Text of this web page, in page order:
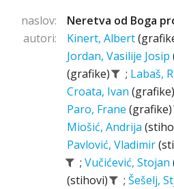
naslov:
Neretva od Boga
autori:
Kinert, Albert
Jordan, Vasilije Josip
(grafike)
; Labaš,
Croata, Ivan (grafike)
Paro, Frane (grafike)
Miošić, Andrija
Pavlović, Vladimir
; Vučićević, Stojan
(stihovi)
; Šešelj,